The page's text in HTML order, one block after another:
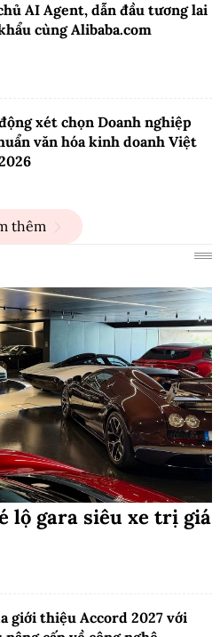
AI Agent, dẫn đầu tương lai
cùng Alibaba.com
xét chọn Doanh nghiệp
văn hóa kinh doanh Việt
thêm
lộ gara siêu xe trị giá
giới thiệu Accord 2027 với